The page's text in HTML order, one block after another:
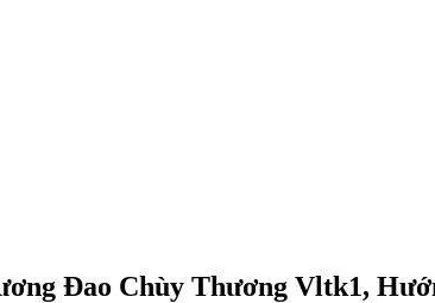
Đao Chùy Thương Vltk1,